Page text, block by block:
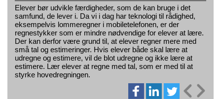
Elever bør udvikle færdigheder, som de kan bruge i det
samfund, de lever i. Da vi i dag har teknologi til rådighed,
eksempelvis lommeregner i mobiletelefonen, er der
regnestykker som er mindre nødvendige for elever at lære.
Der kan derfor være grund til, at elever regner mere med
små tal og estimeringer. Hvis elever både skal lære at
udregne og estimere, vil de blot udregne og ikke lære at
estimere. Lær elever at regne med tal, som er med til at
styrke hovedregningen.